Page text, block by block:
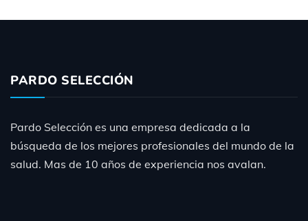
PARDO SELECCIÓN
Pardo Selección es una empresa dedicada a la
búsqueda de los mejores profesionales del mundo de la
salud. Mas de 10 años de experiencia nos avalan.